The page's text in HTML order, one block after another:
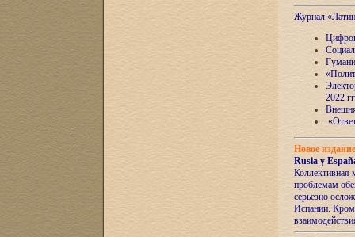
Журнал
2022
Новое
Rusia y
Коллективная
проблемам
серьезно
Испании.